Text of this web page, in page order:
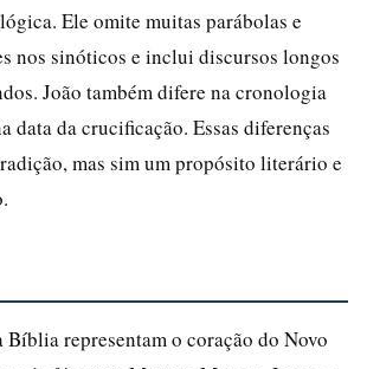
Ele omite muitas parábolas e
nos sinóticos e inclui discursos longos
João também difere na cronologia
data da crucificação. Essas diferenças
mas sim um propósito literário e
Bíblia representam o coração do Novo